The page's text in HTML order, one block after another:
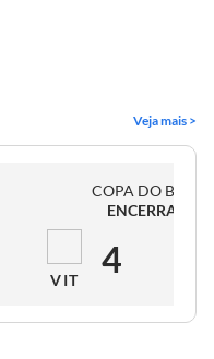
Veja mais >
COPA DO
ENCERRADO
VIT 4